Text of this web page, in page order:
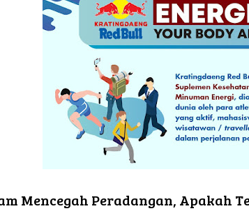
Mencegah Peradangan, Apakah